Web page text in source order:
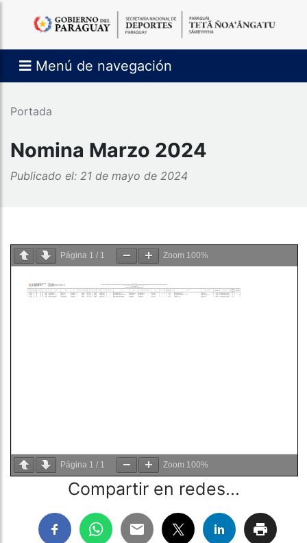
Menú de navegación
Portada
Nomina Marzo 2024
Publicado el: 21 de mayo de 2024
Página 1 / 1 Zoom 100%
Página 1 / 1 Zoom 100%
Compartir en redes...